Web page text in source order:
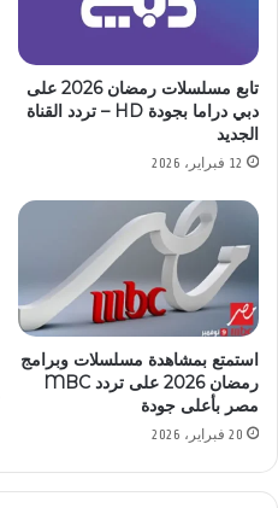
تابع مسلسلات رمضان 2026 على
دبي دراما بجودة HD – تردد القناة
الجديد
12 فبراير، 2026
استمتع بمشاهدة مسلسلات وبرامج
رمضان 2026 على تردد MBC
مصر بأعلى جودة
20 فبراير، 2026